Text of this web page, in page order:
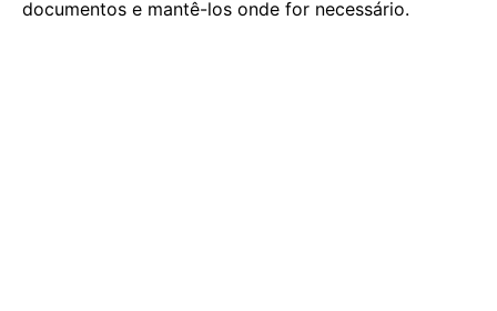
documentos e mantê-los onde for necessário.